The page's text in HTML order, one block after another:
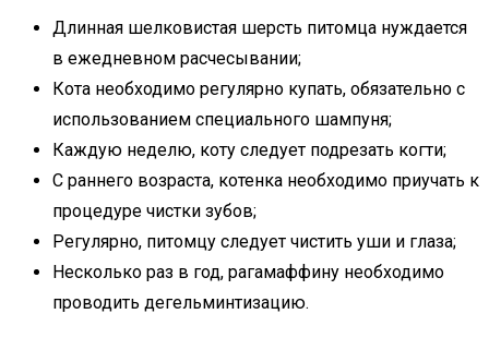
Длинная шелковистая шерсть питомца нуждается
в ежедневном расчесывании;
Кота необходимо регулярно купать, обязательно с
использованием специального шампуня;
Каждую неделю, коту следует подрезать когти;
С раннего возраста, котенка необходимо приучать к
процедуре чистки зубов;
Регулярно, питомцу следует чистить уши и глаза;
Несколько раз в год, рагамаффину необходимо
проводить дегельминтизацию.